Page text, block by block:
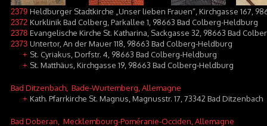
2379 Heldburger Stadtkirche „Unser lieben Frauen“, Kirchgasse 167,
2372 Kurklinik Bad Colberg, Parkallee 1, 98663 Bad Colberg-Heldburg
2378 Evangelische Kirche St. Katharina, Sackgasse 32, 98663 Bad
2373 Untertor, An der Mauer 118, 98663 Bad Colberg-Heldburg
+ St. Cyriakus, Dorfstr. 4, 98663 Bad Colberg-Heldburg
+ St. Matthäus, Kirchgasse 19, 98663 Bad Colberg-Heldburg
Bad Ditzenbach , Bade-Wurtemberg, Allemagne
+ Kath. Pfarrkirche St. Magnus, Magnusstr. 17, 73342 Bad Ditzenbach
Bad Doberan , Mecklembourg-Poméranie-Occiden, Allemagne